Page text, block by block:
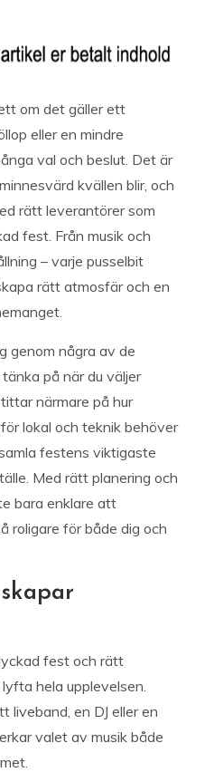
om det gäller ett
eller en mindre
val och beslut. Det är
kvällen blir, och
rätt leverantörer som
fest. Från musik och
– varje pusselbit
rätt atmosfär och en
genom några av de
på när du väljer
närmare på hur
lokal och teknik behöver
festens viktigaste
Med rätt planering och
bara enklare att
roligare för både dig och
fest och rätt
hela upplevelsen.
liveband, en DJ eller en
valet av musik både